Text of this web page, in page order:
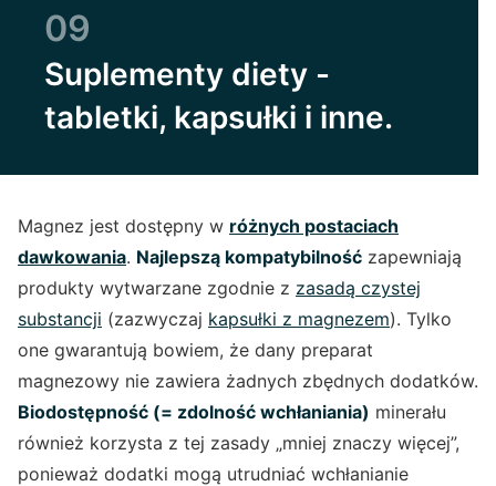
09
Suplementy diety -
tabletki, kapsułki i inne.
Magnez jest dostępny w różnych postaciach
dawkowania. Najlepszą kompatybilność zapewniają
produkty wytwarzane zgodnie z zasadą czystej
substancji (zazwyczaj kapsułki z magnezem). Tylko
one gwarantują bowiem, że dany preparat
magnezowy nie zawiera żadnych zbędnych dodatków.
Biodostępność (= zdolność wchłaniania) minerału
również korzysta z tej zasady „mniej znaczy więcej”,
ponieważ dodatki mogą utrudniać wchłanianie